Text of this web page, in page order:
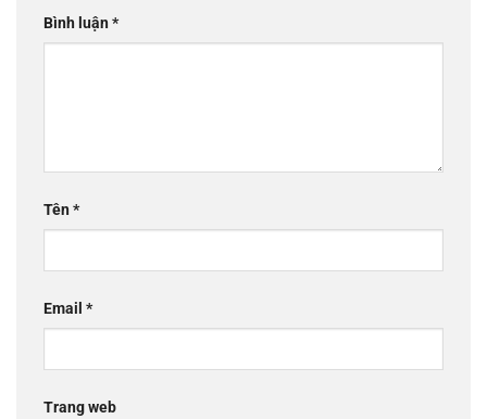
Bình luận*
Tên*
Email *
Trang web